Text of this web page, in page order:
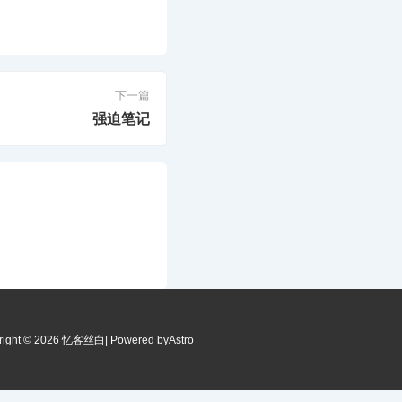
下一篇
强迫笔记
© 2026 忆客丝白 | Powered byAstro